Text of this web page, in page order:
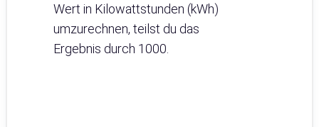
Wert in Kilowattstunden (kWh)
umzurechnen, teilst du das
Ergebnis durch 1000.